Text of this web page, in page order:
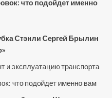
что подойдет именно
Стэнли Сергей Брылин
и эксплуатацию транспорта
что подойдет именно вам